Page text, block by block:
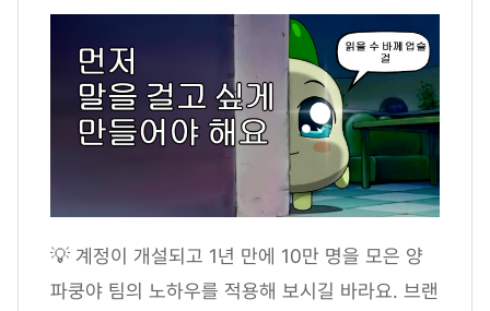
💡 계정이 개설되고 1년 만에 10만 명을 모은 양
파쿵야 팀의 노하우를 적용해 보시길 바라요. 브랜